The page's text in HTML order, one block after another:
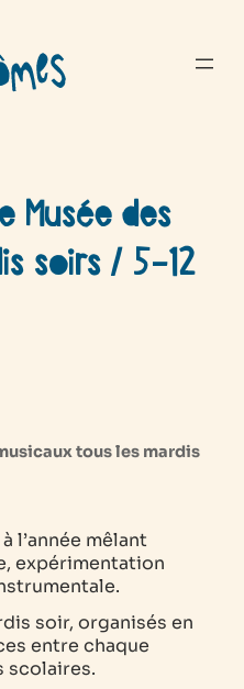
Musée des
soirs / 5-12
tous les mardis
l’année mêlant
expérimentation
soir, organisés en
entre chaque
scolaires.